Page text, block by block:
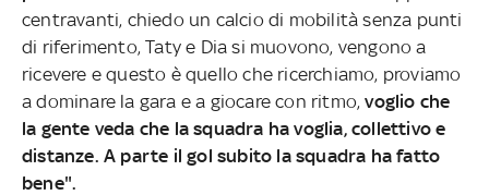
centravanti, chiedo un calcio di mobilità senza punti
di riferimento, Taty e Dia si muovono, vengono a
ricevere e questo è quello che ricerchiamo, proviamo
a dominare la gara e a giocare con ritmo,voglio che
la gente veda che la squadra ha voglia, collettivo e
distanze. A parte il gol subito la squadra ha fatto
bene".